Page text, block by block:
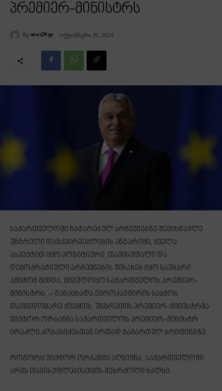
პრემიერ-მინისტრს
By news24.ge ოქტომბერი 29, 2024
საქართველოში ჩატარებულ არჩევნებზე შევისწავლე
უნგრელი დამკვირვებლების ანგარიში, ყველა
ასპექტით იყო პოზიტიური, თავისუფალი და
დემოკრატიული არჩევნების შესახებ იყო საუბარი
ამიტომ მინდა, მივულოცო საქართველოს პრემიერ-
მინისტრს, – განაცხადა ევროკავშირის საბჭოს
თავმჯდომარე ქვეყნის, უნგრეთის პრემიერ-მინისტრმა
ვიქტორ ორბანმა საქართველოს პრემიერ-მინისტრ
ირაკლი კობახიძესთან ერთად გამართულ ბრიფინგზე.
როგორც ვიქტორ ორბანმა აღნიშნა, საქართველოში
არის თავისუფლებისთვის მებრძოლი ხალხი.